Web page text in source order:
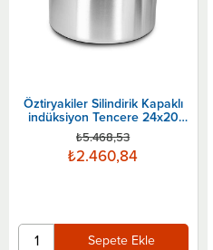
Öztiryakiler Silindirik Kapaklı
indüksiyon Tencere 24x20
Cm
₺2.460,84
₺5.468,53
Sepete Ekle